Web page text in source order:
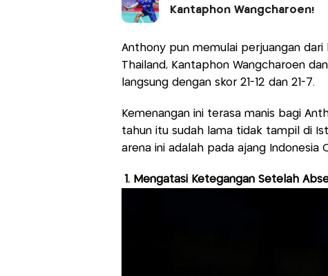
Kantaphon Wangcharoen!
Anthony pun memulai perjuangan dari
Thailand, Kantaphon Wangcharoen
langsung dengan skor 21-12 dan 21-7.
Kemenangan ini terasa manis bagi
tahun itu sudah lama tidak tampil di
arena ini adalah pada ajang Indonesia
1. Mengatasi Ketegangan Setelah